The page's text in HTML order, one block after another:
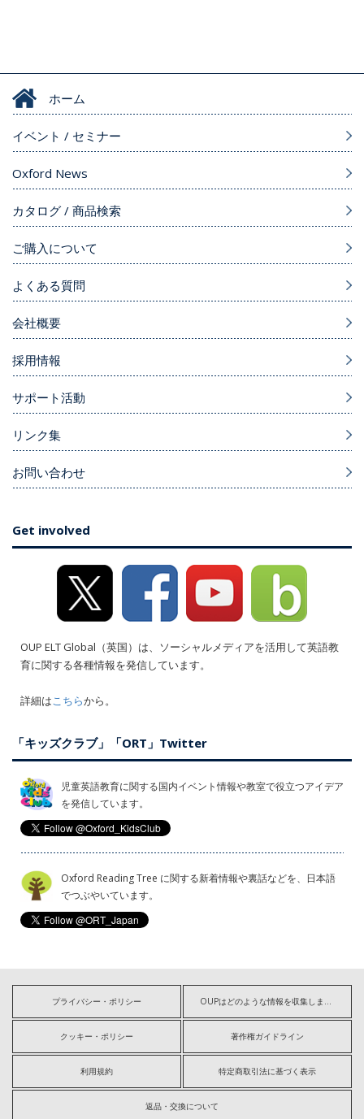
ホーム
イベント / セミナー
Oxford News
カタログ / 商品検索
ご購入について
よくある質問
会社概要
採用情報
サポート活動
リンク集
お問い合わせ
Get involved
OUP ELT Global（英国）は、ソーシャルメディアを活用して英語教
育に関する各種情報を発信しています。
詳細は こちらから。
「キッズクラブ」「ORT」Twitter
児童英語教育に関する国内イベント情報や教室で役立つアイデア
を発信しています。
Oxford Reading Tree に関する新着情報や裏話などを、日本語
でつぶやいています。
プライバシー・ポリシー
クッキー・ポリシー 著作権ガイドライン
利用規約 特定商取引法に基づく表示
返品・交換について